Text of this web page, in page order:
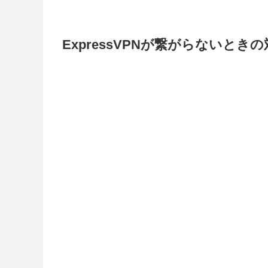
ExpressVPNが繋がらないときの